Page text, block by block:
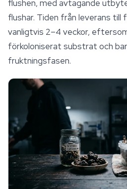
flushen, med avtagande
flushar. Tiden från leverans till
vanligtvis 2–4 veckor,
förkoloniserat substrat och
fruktningsfasen.